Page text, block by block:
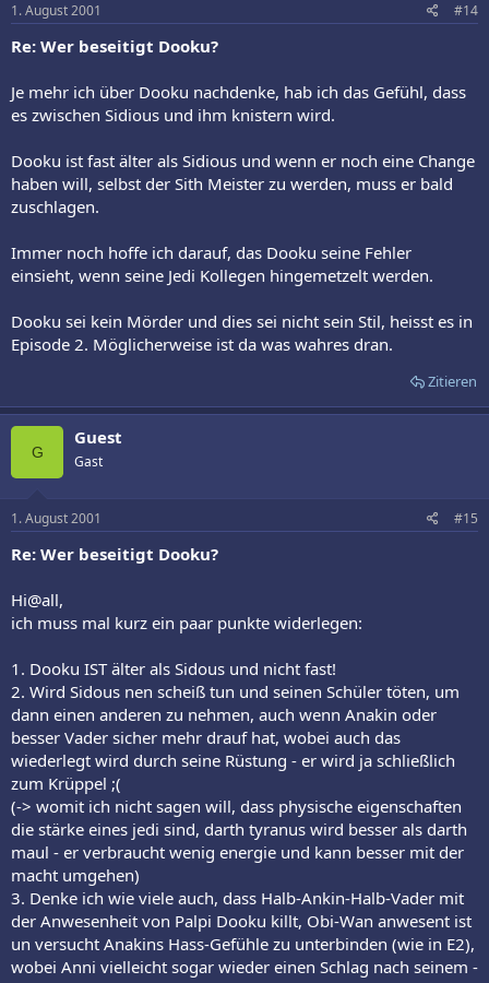
1. August 2001 #14
Re: Wer beseitigt Dooku?
Je mehr ich über Dooku nachdenke, hab ich das Gefühl, dass
es zwischen Sidious und ihm knistern wird.
Dooku ist fast älter als Sidious und wenn er noch eine Change
haben will, selbst der Sith Meister zu werden, muss er bald
zuschlagen.
Immer noch hoffe ich darauf, das Dooku seine Fehler
einsieht, wenn seine Jedi Kollegen hingemetzelt werden.
Dooku sei kein Mörder und dies sei nicht sein Stil, heisst es in
Episode 2. Möglicherweise ist da was wahres dran.
Zitieren
G
Guest
Gast
1. August 2001 #15
Re: Wer beseitigt Dooku?
Hi@all,
ich muss mal kurz ein paar punkte widerlegen:
1. Dooku IST älter als Sidous und nicht fast!
2. Wird Sidous nen scheiß tun und seinen Schüler töten, um
dann einen anderen zu nehmen, auch wenn Anakin oder
besser Vader sicher mehr drauf hat, wobei auch das
wiederlegt wird durch seine Rüstung - er wird ja schließlich
zum Krüppel ;(
(-> womit ich nicht sagen will, dass physische eigenschaften
die stärke eines jedi sind, darth tyranus wird besser als darth
maul - er verbraucht wenig energie und kann besser mit der
macht umgehen)
3. Denke ich wie viele auch, dass Halb-Ankin-Halb-Vader mit
der Anwesenheit von Palpi Dooku killt, Obi-Wan anwesent ist
un versucht Anakins Hass-Gefühle zu unterbinden (wie in E2),
wobei Anni vielleicht sogar wieder einen Schlag nach seinem -